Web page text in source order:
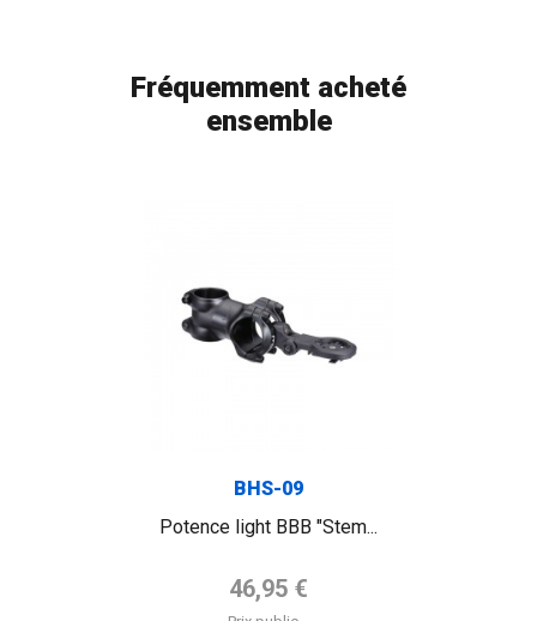
Fréquemment acheté
ensemble
BHS-09
Potence light BBB "Stem...
Prix de base
46,95 €